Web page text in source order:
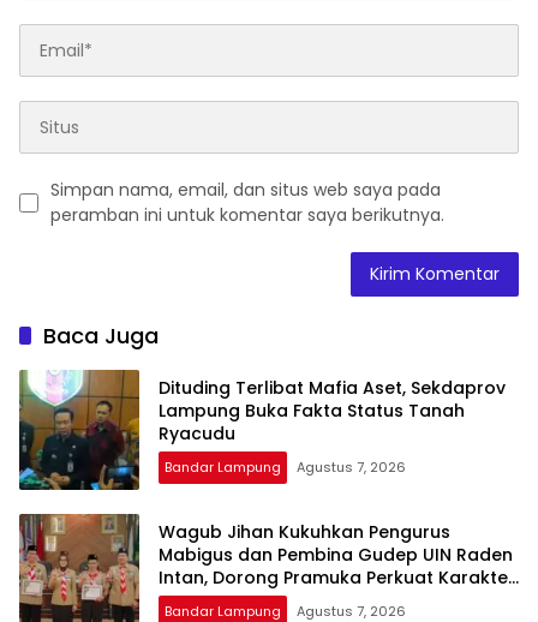
Simpan nama, email, dan situs web saya pada
peramban ini untuk komentar saya berikutnya.
Baca Juga
Dituding Terlibat Mafia Aset, Sekdaprov
Lampung Buka Fakta Status Tanah
Ryacudu
Bandar Lampung Agustus 7, 2026
Wagub Jihan Kukuhkan Pengurus
Mabigus dan Pembina Gudep UIN Raden
Intan, Dorong Pramuka Perkuat Karakter
Generasi Muda
Bandar Lampung Agustus 7, 2026